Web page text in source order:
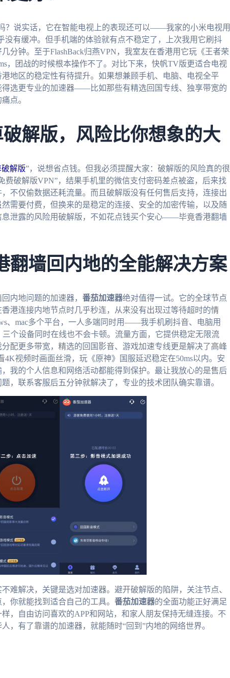
？说实话，它在智能电视上的表现还可以——我家的小米电视用
有缓冲。但手机端的体验就有点不稳定了，上次我用它刷抖
分钟。至于FlashBack归燕VPN，我室友在香港用它玩《王者荣
，团战的时候根本操作不了。对比下来，快帆TV版更适合电视
地区的稳定性有待提升。如果想兼顾手机、电脑、电视全平
得选更专业的加速器——比如那些有精选回国专线、独享带宽的
点。
解版，风险比你想象的大
解版”，说想省点钱。但我必须提醒大家：破解版的风险真的很
费破解版VPN”，结果手机里的微信支付密码差点被盗，后来找
不仅偷数据还耗流量。而且破解版没有任何售后支持，连接出
需要付费，但换来的是稳定的连接、安全的加密传输，以及随
息泄露的风险用破解版，不如花点钱买个安心——毕竟香港翻墙
翻墙回内地的全能解决方案
内地问题的加速器， 番茄加速器绝对值得一试。它的全球节点
港连接内地节点时几乎秒连，从来没有出现过等待超时的情
、mac多个平台，一人多端同时用——我手机刷抖音、电脑用
个设备同时在线也不会卡顿。流量方面，它提供稳定无限流
配更多带宽，精选的回国影音、游戏加速专线更是解决了高峰
4K视频时画面丝滑，玩《原神》国服延迟稳定在50ms以内。安
我的个人信息和网络活动都能得到保护。最让我放心的是售后
，联系客服后五分钟就解决了，专业的技术团队确实靠谱。
难解决，关键是选对加速器。避开破解版的陷阱，关注节点、
你就能找到适合自己的工具。 番茄加速器的全面功能正好满足
，自由访问喜欢的APP和网站，和家人朋友保持无缝连接。不
，有了靠谱的加速器，就能随时“回到”内地的网络世界。